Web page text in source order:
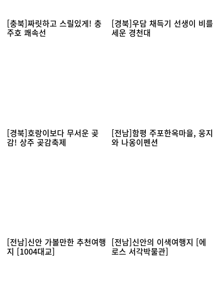
[충북]짜릿하고 스릴있게! 충
주호 쾌속선
[경북]우담 채득기 선생이 비를
세운 경천대
[경북]호랑이보다 무서운 곶
감! 상주 곶감축제
[전남]함평 주포한옥마을, 웅지
와 나옹이펜션
[전남]신안 가볼만한 추천여행
지 [1004대교]
[전남]신안의 이색여행지 [에
로스 서각박물관]